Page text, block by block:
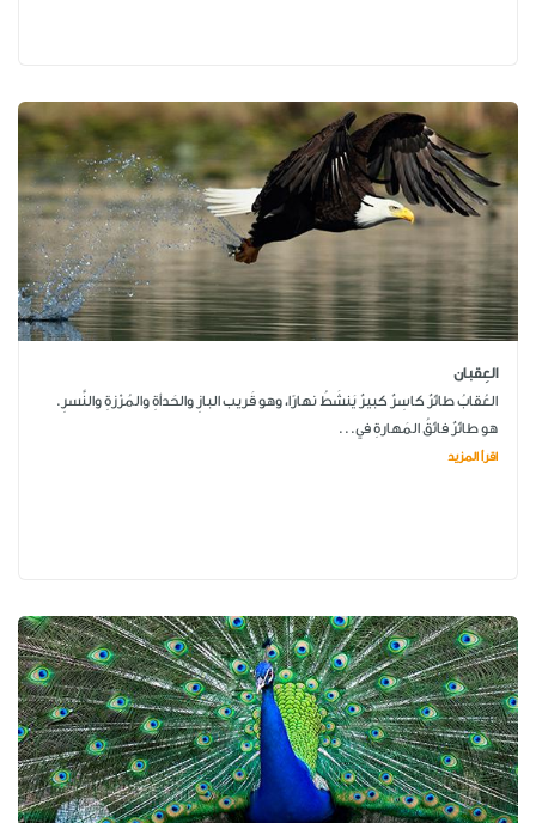
العِقبان
العُقابُ طائرٌ كاسِرٌ كبيرٌ يَنشَطُ نهارًا، وهو قَريب البازِ والحَدأةِ والمُرْزةِ والنَّسرِ.
هو طائرٌ فائقُ المَهارةِ في...
اقرأ المزيد